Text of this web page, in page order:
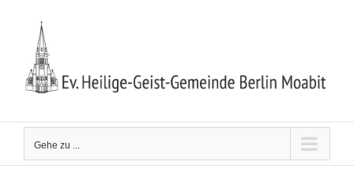
springen
Gehe zu ...